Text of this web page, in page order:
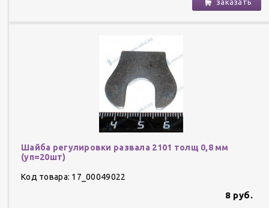
заказать
Шайба регулировки развала 2101 толщ 0,8 мм
(уп=20шт)
Код товара: 17_00049022
8 руб.